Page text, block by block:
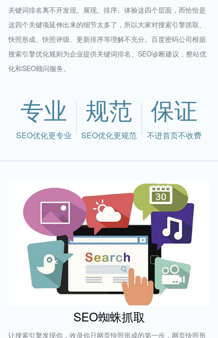
关键词排名离不开发现、展现、排序、体验这四个层面，而恰恰是
这四个关键项延伸出来的细节太多了，所以大家对搜索引擎抓取、
快照形成、快照评级、更新排序等理解不充分。百度密码公司根据
搜索引擎优化规则为企业提供关键词排名、SEO诊断建议，整站优
化和SEO顾问服务。
专业
SEO优化更专业
规范
SEO优化更规范
保证
不进首页不收费
SEO蜘蛛抓取
让搜索引擎发现你，收录你只网页快照形成的第一步，网页快照形